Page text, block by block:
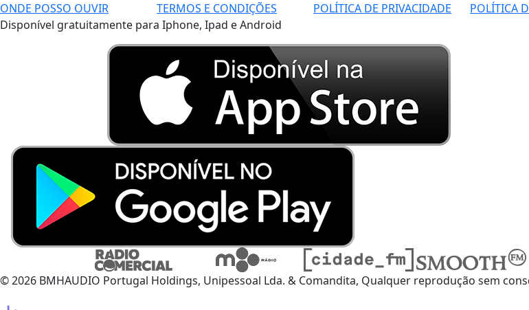
ONDE POSSO OUVIR
TERMOS E CONDIÇÕES POLÍTICA DE PRIVACIDADE POLÍTICA
Disponível gratuitamente para Iphone, Ipad e Android
© 2026 BMHAUDIO Portugal Holdings, Unipessoal Lda. & Comandita, Qualquer reprodução sem